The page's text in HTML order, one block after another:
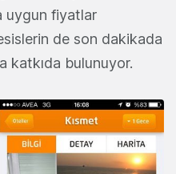
uygun fiyatlar
de son dakikada
katkıda bulunuyor.